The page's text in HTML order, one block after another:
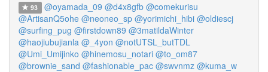
93 @oyamada_09 @d4x8gfb @comekurisu
@ArtisanQ5ohe @neoneo_sp @yorimichi_hibi @oldiescj
@surfing_pug @firstdown89 @3matildaWinter
@haojiubujianla @_4yon @notUTSL_butTDL
@Umi_Umijinko @hinemosu_notari @to_om87
@brownie_sand @fashionable_pac @swvnmz @kuma_w